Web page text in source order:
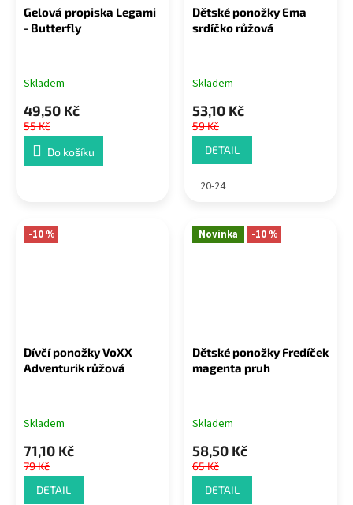
Gelová propiska Legami
- Butterfly
Skladem
49,50 Kč
55 Kč
Do košíku
Dětské ponožky Ema
srdíčko růžová
Skladem
53,10 Kč
59 Kč
DETAIL
20-24
-10 %
Dívčí ponožky VoXX
Adventurik růžová
Skladem
71,10 Kč
79 Kč
DETAIL
Novinka -10 %
Dětské ponožky Fredíček
magenta pruh
Skladem
58,50 Kč
65 Kč
DETAIL